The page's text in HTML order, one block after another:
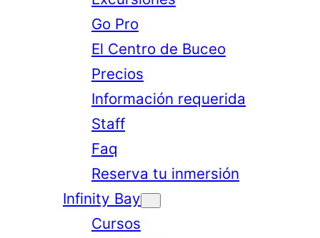
Go Pro
El Centro de Buceo
Precios
Información requerida
Staff
Faq
Reserva tu inmersión
Infinity Bay
Cursos